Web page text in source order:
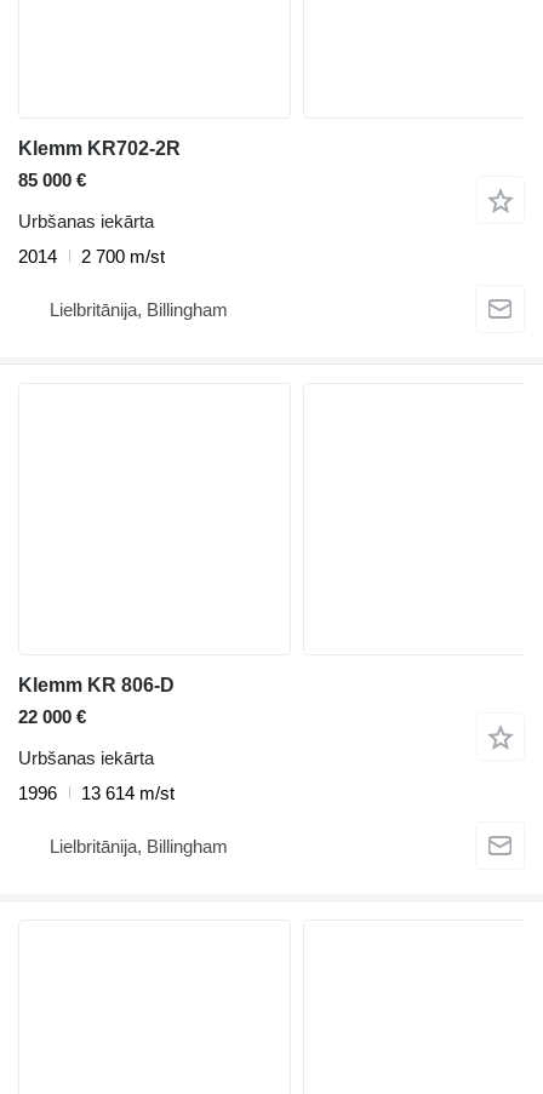
Klemm KR702-2R
85 000 €
Urbšanas iekārta
2014
2 700 m/st
Lielbritānija, Billingham
Klemm KR 806-D
22 000 €
Urbšanas iekārta
1996
13 614 m/st
Lielbritānija, Billingham